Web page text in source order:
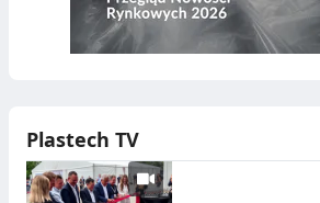
Plastech TV